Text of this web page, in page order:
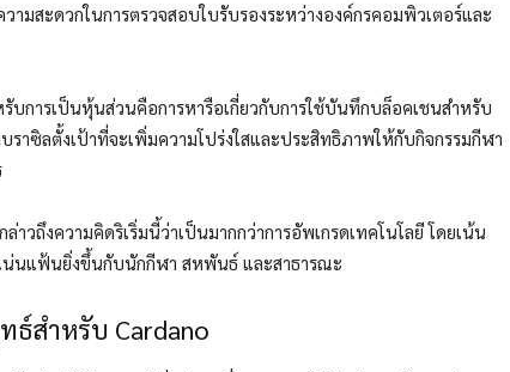
ามสะดวกในการตรวจสอบใบรับรองระหว่างองค์กรคอมพิวเตอร์และ
บการเป็นหุ้นส่วนคือการหารือเกี่ยวกับการใช้บันทึกบล็อคเชนสำหรับ
าซิลตั้งเป้าที่จะเพิ่มความโปร่งใสและประสิทธิภาพให้กับกิจกรรมกีฬา
าวถึงความคิดริเริ่มนี้ว่าเป็นมากกว่าการอัพเกรดเทคโนโลยี โดยเน้น
น่นแฟ้นยิ่งขึ้นกับนักกีฬา สหพันธ์ และสาธารณะ
ธ์สำหรับ Cardano